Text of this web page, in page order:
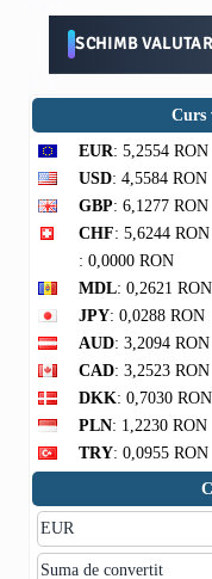
SCHIMB VALUTAR
Curs
EUR: 5,2554 RON
USD: 4,5584 RON
GBP: 6,1277 RON
CHF: 5,6244 RON
: 0,0000 RON
MDL: 0,2621 RON
JPY: 0,0288 RON
AUD: 3,2094 RON
CAD: 3,2523 RON
DKK: 0,7030 RON
PLN: 1,2230 RON
TRY: 0,0955 RON